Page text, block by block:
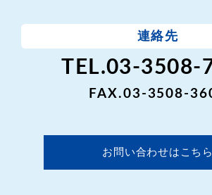
連絡先
TEL.03-3508-
FAX.03-3508-
お問い合わせはこちら